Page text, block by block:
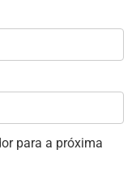
para a próxima